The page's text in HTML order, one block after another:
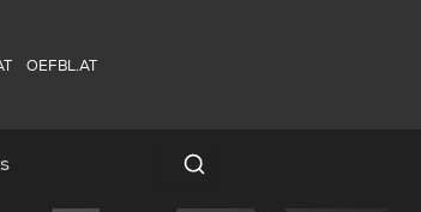
OEFBL.AT
Spielersuche